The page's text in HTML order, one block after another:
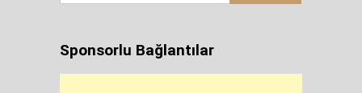
Sponsorlu Bağlantılar